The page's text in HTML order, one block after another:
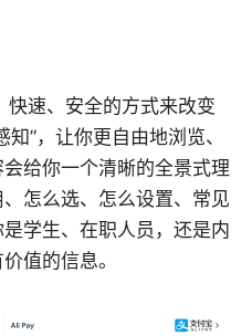
速、安全的方式来改变
”，让你更自由地浏览、
给你一个清晰的全景式理
怎么选、怎么设置、常见
学生、在职人员，还是内
值的信息。